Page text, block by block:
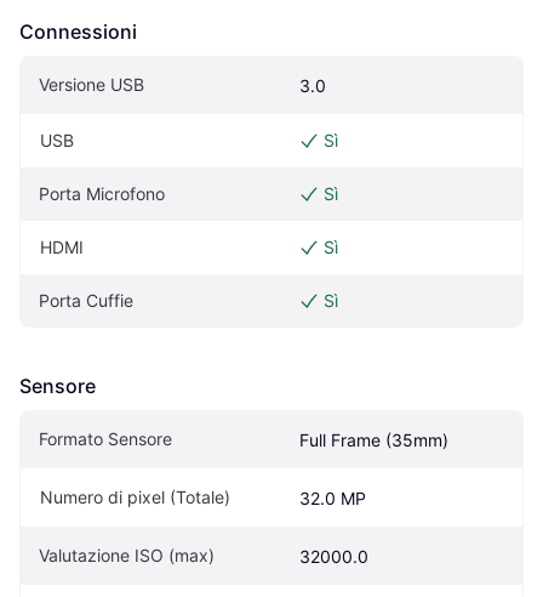
Connessioni
Versione USB 3.0
USB Sì
Porta Microfono Sì
HDMI Sì
Porta Cuffie Sì
Sensore
Formato Sensore Full Frame (35mm)
Numero di pixel (Totale) 32.0 MP
Valutazione ISO (max) 32000.0